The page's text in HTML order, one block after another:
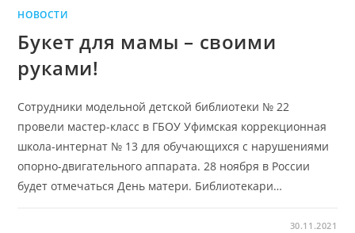
НОВОСТИ
Букет для мамы – своими
руками!
Сотрудники модельной детской библиотеки № 22
провели мастер-класс в ГБОУ Уфимская коррекционная
школа-интернат № 13 для обучающихся с нарушениями
опорно-двигательного аппарата. 28 ноября в России
будет отмечаться День матери. Библиотекари…
30.11.2021